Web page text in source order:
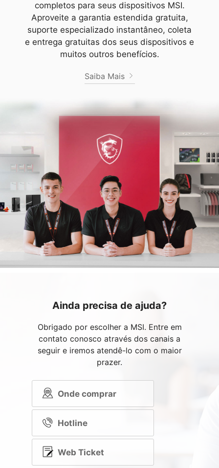
completos para seus dispositivos MSI.
Aproveite a garantia estendida gratuita,
suporte especializado instantâneo, coleta
e entrega gratuitas dos seus dispositivos e
muitos outros benefícios.
Saiba Mais
Ainda precisa de ajuda?
Obrigado por escolher a MSI. Entre em
contato conosco através dos canais a
seguir e iremos atendê-lo com o maior
prazer.
Onde comprar
Hotline
Web Ticket